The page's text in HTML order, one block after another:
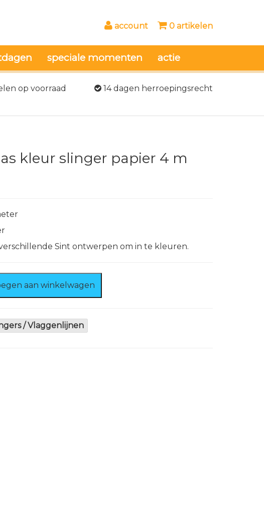
account 0 artikelen
speciale momenten actie
op voorraad 14 dagen herroepingsrecht
kleur slinger papier 4 m
Sint ontwerpen om in te kleuren.
aan winkelwagen
/ Vlaggenlijnen